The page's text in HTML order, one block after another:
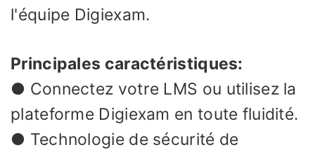
l'équipe Digiexam.
Principales caractéristiques:
● Connectez votre LMS ou utilisez la
plateforme Digiexam en toute fluidité.
● Technologie de sécurité de